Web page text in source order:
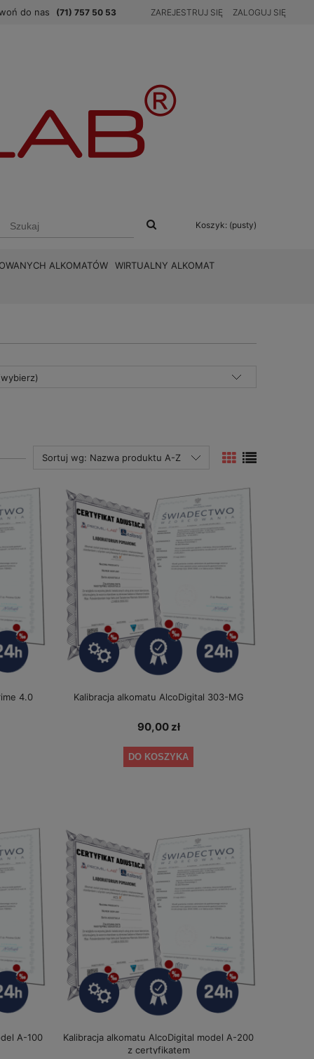
do nas (71) 757 50 53 ZAREJESTRUJ SIĘ ZALOGUJ SIĘ
Koszyk: (pusty)
ALKOMATÓW
WIRTUALNY ALKOMAT
Sortuj wg: Nazwa produktu A-Z
4.0 Kalibracja alkomatu AlcoDigital 303-MG
90,00 zł
DO KOSZYKA
A-100
Kalibracja alkomatu AlcoDigital model A-200
z certyfikatem